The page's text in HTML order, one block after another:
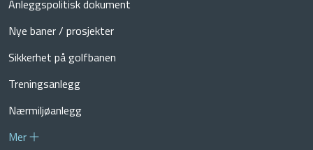
Anleggspolitisk dokument
Nye baner / prosjekter
Sikkerhet på golfbanen
Treningsanlegg
Nærmiljøanlegg
Mer